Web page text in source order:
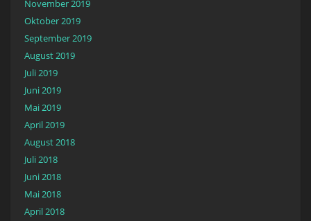
November 2019
Oktober 2019
September 2019
August 2019
Juli 2019
Juni 2019
Mai 2019
April 2019
August 2018
Juli 2018
Juni 2018
Mai 2018
April 2018